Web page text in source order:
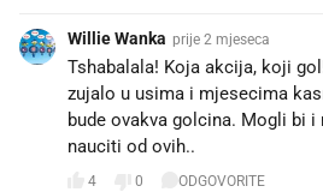
Willie Wanka prije 2 mjeseca
Tshabalala! Koja akcija, koji
zujalo u usima i mjesecima
bude ovakva golcina. Mogli bi
nauciti od ovih..
4 0 ODGOVORITE